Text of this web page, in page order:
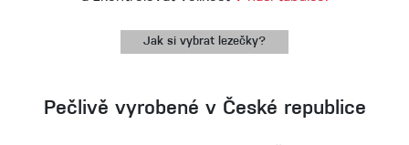
Jak si vybrat lezečky?
Pečlivě vyrobené v České republice